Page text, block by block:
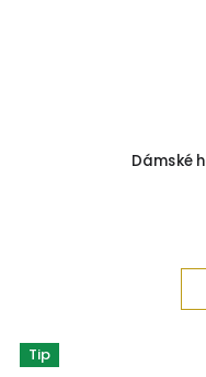
Dámské
Tip